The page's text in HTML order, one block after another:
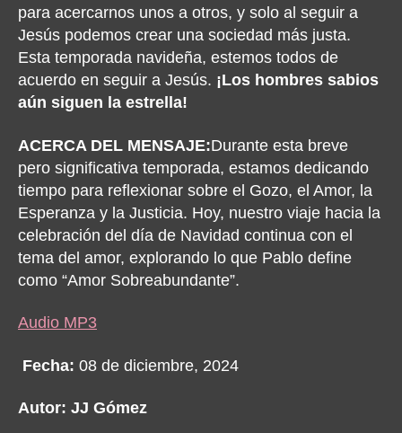
para acercarnos unos a otros, y solo al seguir a
Jesús podemos crear una sociedad más justa.
Esta temporada navideña, estemos todos de
acuerdo en seguir a Jesús. ¡Los hombres sabios
aún siguen la estrella!
ACERCA DEL MENSAJE:Durante esta breve
pero significativa temporada, estamos dedicando
tiempo para reflexionar sobre el Gozo, el Amor, la
Esperanza y la Justicia. Hoy, nuestro viaje hacia la
celebración del día de Navidad continua con el
tema del amor, explorando lo que Pablo define
como “Amor Sobreabundante”.
Audio MP3
Fecha: 08 de diciembre, 2024
Autor: JJ Gómez